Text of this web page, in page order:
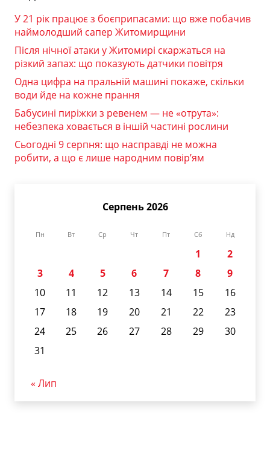
У 21 рік працює з боєприпасами: що вже побачив
наймолодший сапер Житомирщини
Після нічної атаки у Житомирі скаржаться на
різкий запах: що показують датчики повітря
Одна цифра на пральній машині покаже, скільки
води йде на кожне прання
Бабусині пиріжки з ревенем — не «отрута»:
небезпека ховається в іншій частині рослини
Сьогодні 9 серпня: що насправді не можна
робити, а що є лише народним повір’ям
Серпень 2026
Пн Вт Ср Чт Пт Сб Нд
1
2
3
4 5 6 7 8
9
10
11 12 13 14 15
16
17
18 19 20 21 22
23
24
25 26 27 28 29
30
31
« Лип